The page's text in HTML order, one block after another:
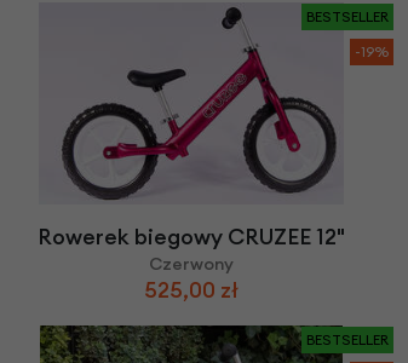
BESTSELLER
-19%
Rowerek biegowy CRUZEE 12"
Czerwony
525,00 zł
BESTSELLER